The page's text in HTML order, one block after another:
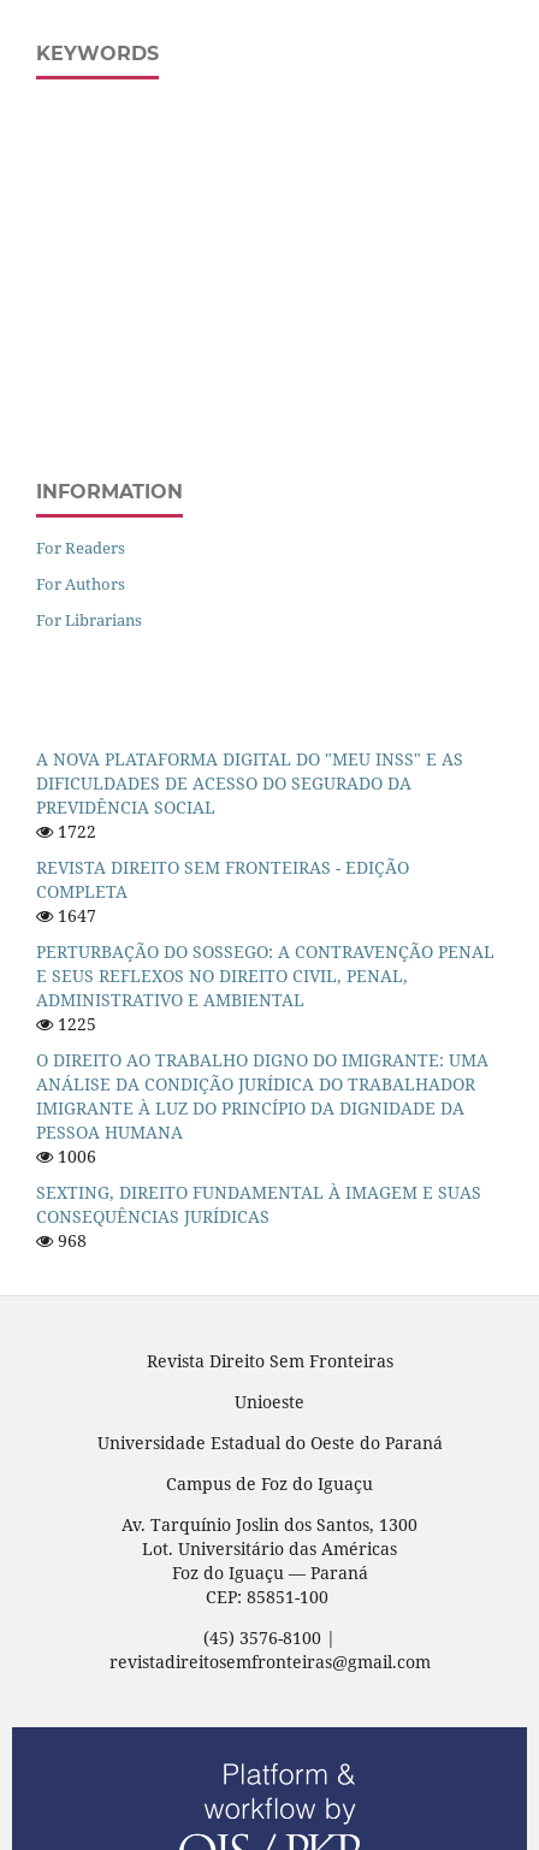
KEYWORDS
INFORMATION
For Readers
For Authors
For Librarians
A NOVA PLATAFORMA DIGITAL DO "MEU INSS" E AS
DIFICULDADES DE ACESSO DO SEGURADO DA
PREVIDÊNCIA SOCIAL
1722
REVISTA DIREITO SEM FRONTEIRAS - EDIÇÃO
COMPLETA
1647
PERTURBAÇÃO DO SOSSEGO: A CONTRAVENÇÃO PENAL
E SEUS REFLEXOS NO DIREITO CIVIL, PENAL,
ADMINISTRATIVO E AMBIENTAL
1225
O DIREITO AO TRABALHO DIGNO DO IMIGRANTE: UMA
ANÁLISE DA CONDIÇÃO JURÍDICA DO TRABALHADOR
IMIGRANTE À LUZ DO PRINCÍPIO DA DIGNIDADE DA
PESSOA HUMANA
1006
SEXTING, DIREITO FUNDAMENTAL À IMAGEM E SUAS
CONSEQUÊNCIAS JURÍDICAS
968
Revista Direito Sem Fronteiras
Unioeste
Universidade Estadual do Oeste do Paraná
Campus de Foz do Iguaçu
Av. Tarquínio Joslin dos Santos, 1300
Lot. Universitário das Américas
Foz do Iguaçu — Paraná
CEP: 85851-100
(45) 3576-8100 |
revistadireitosemfronteiras@gmail.com